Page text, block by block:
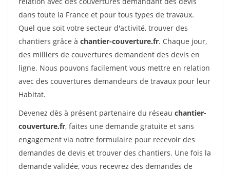
dans toute la France et pour tous types de travaux.
Quel que soit votre secteur d'activité, trouver des
chantiers grâce à chantier-couverture.fr. Chaque jour,
des milliers de couvertures demandent des devis en
ligne. Nous pouvons facilement vous mettre en relation
avec des couvertures demandeurs de travaux pour leur
Habitat.
Devenez dès à présent partenaire du réseau chantier-
couverture.fr, faites une demande gratuite et sans
engagement via notre formulaire pour recevoir des
demandes de devis et trouver des chantiers. Une fois la
demande validée, vous recevrez des demandes de